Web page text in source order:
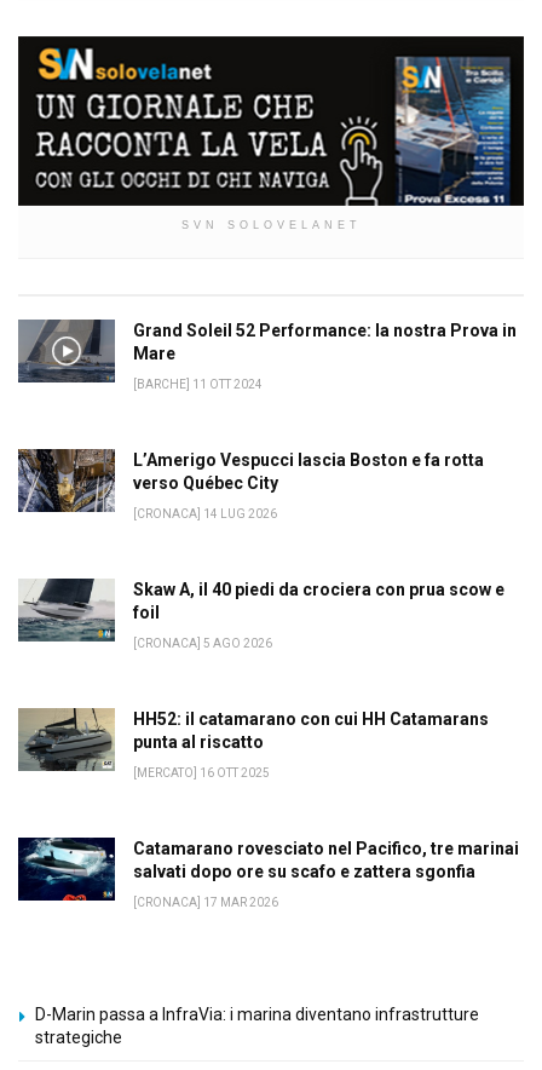
SVN SOLOVELANET
Grand Soleil 52 Performance: la nostra Prova in
Mare
[BARCHE] 11 OTT 2024
L’Amerigo Vespucci lascia Boston e fa rotta
verso Québec City
[CRONACA] 14 LUG 2026
Skaw A, il 40 piedi da crociera con prua scow e
foil
[CRONACA] 5 AGO 2026
HH52: il catamarano con cui HH Catamarans
punta al riscatto
[MERCATO] 16 OTT 2025
Catamarano rovesciato nel Pacifico, tre marinai
salvati dopo ore su scafo e zattera sgonfia
[CRONACA] 17 MAR 2026
D-Marin passa a InfraVia: i marina diventano infrastrutture
strategiche